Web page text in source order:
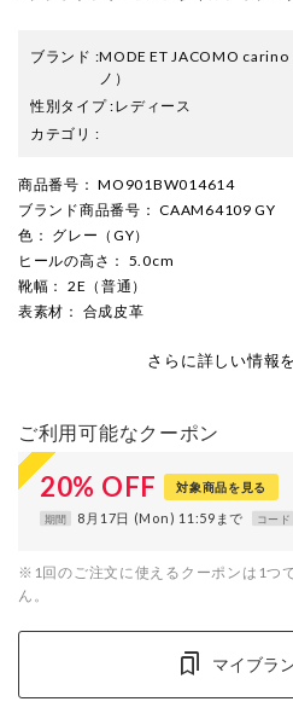
ブランド :MODE ET JACOMO carino
ノ）
性別タイプ:レディース
カテゴリ :
商品番号 ： MO901BW014614
ブランド商品番号 ： CAAM64109 GY
色 ： グレー（GY）
ヒールの高さ ： 5.0cm
靴幅 ： 2E（普通）
表素材 ： 合成皮革
さらに詳しい情報
ご利用可能なクーポン
20% OFF 対象商品を見る
期間 8月17日 (Mon) 11:59まで コード
※1回のご注文に使えるクーポンは1つ
ん。
マイブラ